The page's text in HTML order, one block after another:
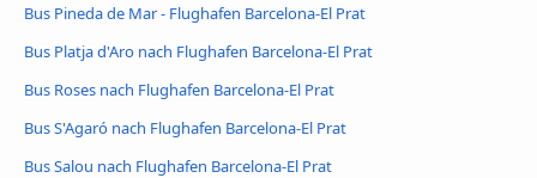
Bus Pineda de Mar - Flughafen Barcelona-El Prat
Bus Platja d'Aro nach Flughafen Barcelona-El Prat
Bus Roses nach Flughafen Barcelona-El Prat
Bus S'Agaró nach Flughafen Barcelona-El Prat
Bus Salou nach Flughafen Barcelona-El Prat